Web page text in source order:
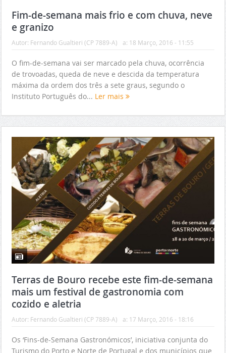
Fim-de-semana mais frio e com chuva, neve
e granizo
Autor: Fernando Gualtieri (CP 7889-A) a: 18 Março, 2016 - 11:55
O fim-de-semana vai ser marcado pela chuva, ocorrência
de trovoadas, queda de neve e descida da temperatura
máxima da ordem dos três a sete graus, segundo o
Instituto Português do... Ler mais
Terras de Bouro recebe este fim-de-semana
mais um festival de gastronomia com
cozido e aletria
Autor: Fernando Gualtieri (CP 7889-A) a: 17 Março, 2016 - 18:16
Os ‘Fins-de-Semana Gastronómicos’, iniciativa conjunta do
Turismo do Porto e Norte de Portugal e dos municípios que